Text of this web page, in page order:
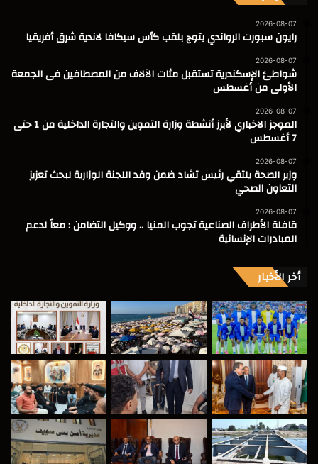
2026-08-07
رايون سبورت الرواندي يتوج بلقب كأس سيكافا لاندية شرق أفريقيا
2026-08-07
شواطئ الإسكندرية تستقبل مئات الآلاف من المصطافين فى الجمعة
الأولى من أغسطس
2026-08-07
الموجز الاخباري لأبرز أنشطة وزارة التموين والتجارة الداخلية من 1 حتى
7 أغسطس
2026-08-07
وزير الصحة يلتقي رئيس تشاد ضمن وفد اللجنة الوزارية لبحث تعزيز
التعاون الصحي
2026-08-07
قافلة الأطراف الصناعية تجوب المنيا .. ووكيل التضامن : معاً لدعم
المبادرات الإنسانية
أخر الأخبار